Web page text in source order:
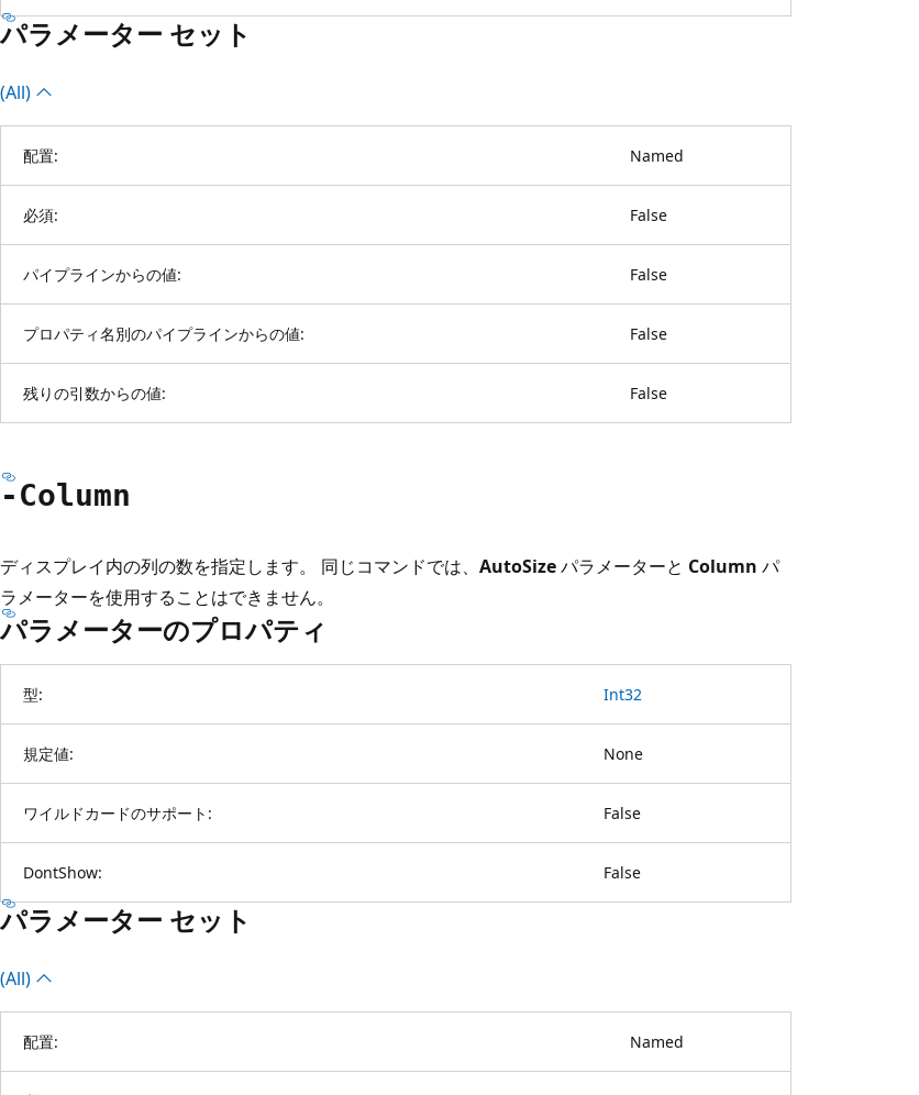
パラメーター セット
(All)
配置: Named
必須: False
パイプラインからの値: False
プロパティ名別のパイプラインからの値: False
残りの引数からの値: False
-Column
ディスプレイ内の列の数を指定します。 同じコマンドでは、 AutoSizeパラメーターと Column パ
ラメーターを使用することはできません。
パラメーターのプロパティ
型: Int32
規定値: None
ワイルドカードのサポート: False
DontShow: False
パラメーター セット
(All)
配置: Named